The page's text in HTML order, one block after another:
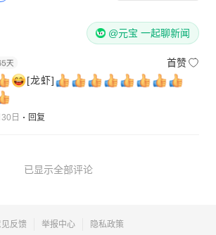
@元宝 一起聊新闻
首赞
[龙虾]
日 回复
已显示全部评论
见反馈 举报中心 隐私政策